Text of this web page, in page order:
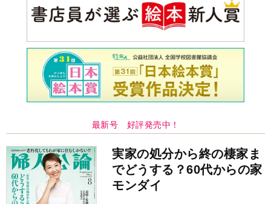
最新号 好評発売中！
実家の処分から終の棲家ま
でどうする？60代からの家
モンダイ